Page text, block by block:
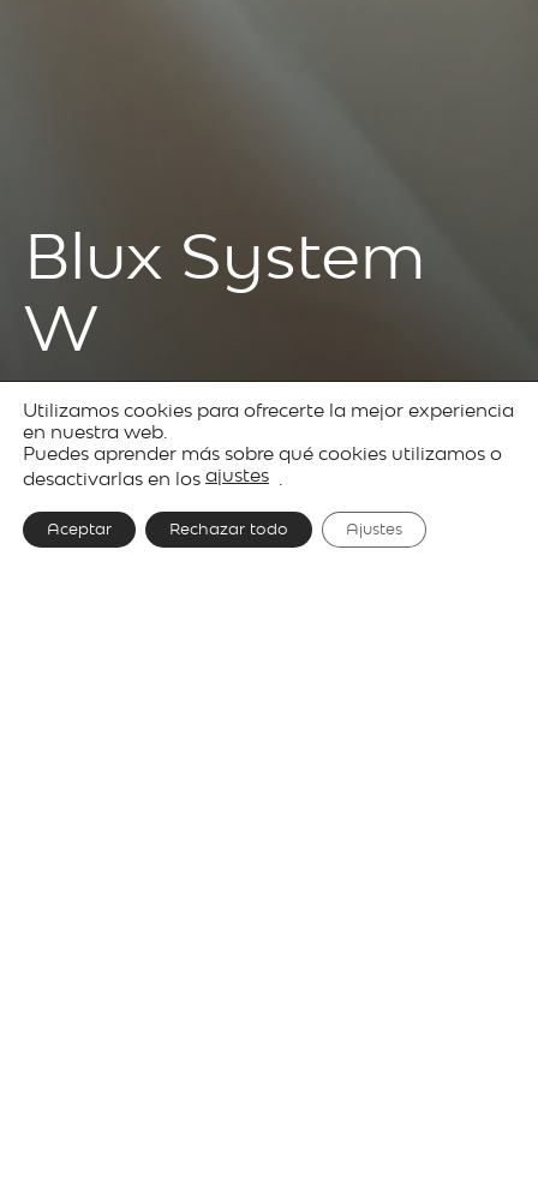
Blux System
W
ProdukteDecorative
lighting
System
Utilizamos cookies para ofrecerte la mejor experiencia
en nuestra web.
Puedes aprender más sobre qué cookies utilizamos o
desactivarlas en los ajustes
Aceptar Rechazar todo Ajustes